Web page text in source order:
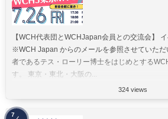
【WCH代表団とWCHJapan会員との交流会】
※WCH Japan からのメールを参照させていた
者であるテス・ローリー博士をはじめとする
す。 東京・東北・大阪の...
324 views
7